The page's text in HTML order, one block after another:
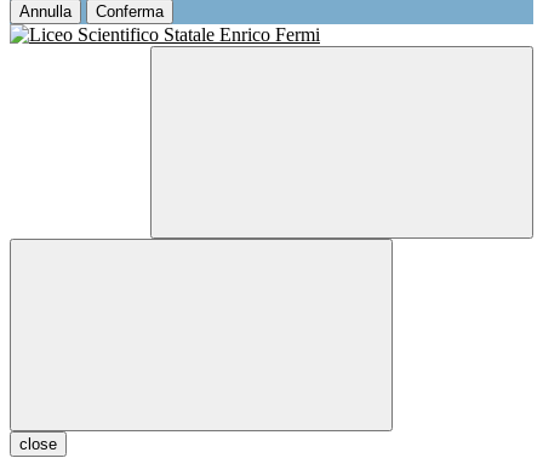
Annulla Conferma
close